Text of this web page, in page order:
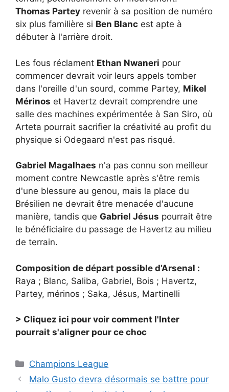
Thomas Partey revenir à sa position de numéro
six plus familière si Ben Blanc est apte à
débuter à l'arrière droit.
Les fous réclament Ethan Nwaneri pour
commencer devrait voir leurs appels tomber
dans l'oreille d'un sourd, comme Partey, Mikel
Mérinos et Havertz devrait comprendre une
salle des machines expérimentée à San Siro, où
Arteta pourrait sacrifier la créativité au profit du
physique si Odegaard n'est pas risqué.
Gabriel Magalhaes n'a pas connu son meilleur
moment contre Newcastle après s'être remis
d'une blessure au genou, mais la place du
Brésilien ne devrait être menacée d'aucune
manière, tandis que Gabriel Jésus pourrait être
le bénéficiaire du passage de Havertz au milieu
de terrain.
Composition de départ possible d’Arsenal :
Raya ; Blanc, Saliba, Gabriel, Bois ; Havertz,
Partey, mérinos ; Saka, Jésus, Martinelli
> Cliquez ici pour voir comment l'Inter
pourrait s'aligner pour ce choc
Catégories
Champions League
Malo Gusto devra désormais se battre pour